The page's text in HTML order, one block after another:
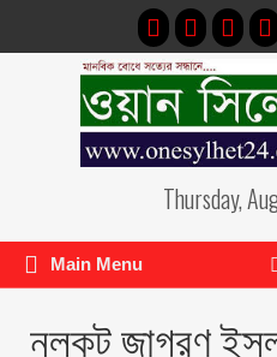
Thursday,
Main Menu
নলকট জাগরণ